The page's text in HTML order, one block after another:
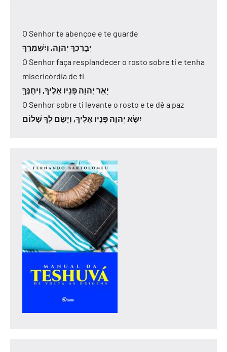
O Senhor te abençoe e te guarde
יְבָרֶכְךָ יְהוָה, וְיִשְׁמְרֶךָ
O Senhor faça resplandecer o rosto sobre ti e tenha
misericórdia de ti
יָאֵר יְהוָה פָּנָיו אֵלֶיךָ, וִיחֻנֶּךָּ
O Senhor sobre ti levante o rosto e te dê a paz
יִשָּׂא יְהוָה פָּנָיו אֵלֶיךָ, וְיָשֵׂם לְךָ שָׁלוֹם